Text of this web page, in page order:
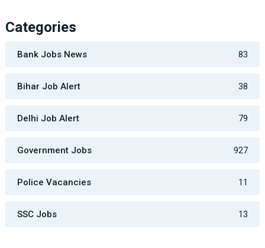
Categories
Bank Jobs News 83
Bihar Job Alert 38
Delhi Job Alert 79
Government Jobs 927
Police Vacancies 11
SSC Jobs 13